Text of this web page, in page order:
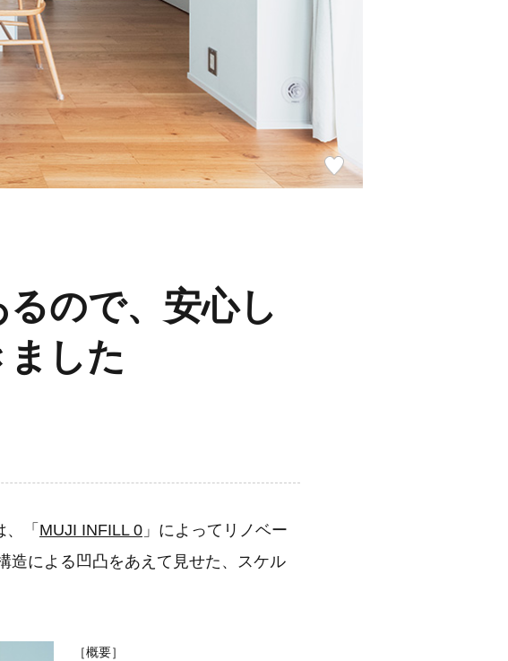
お
気
ので、安心し
した
「 MUJI INFILL 0 」によってリノベー
造による凹凸をあえて見せた、スケル
［概要］